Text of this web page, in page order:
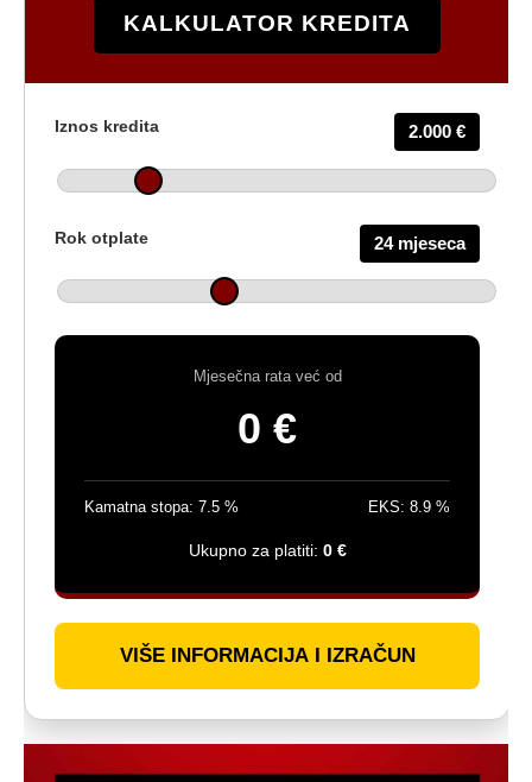
KALKULATOR KREDITA
Iznos kredita 2.000 €
Rok otplate 24 mjeseca
Mjesečna rata već od
0 €
Kamatna stopa: 7.5 % EKS: 8.9 %
Ukupno za platiti: 0 €
VIŠE INFORMACIJA I IZRAČUN